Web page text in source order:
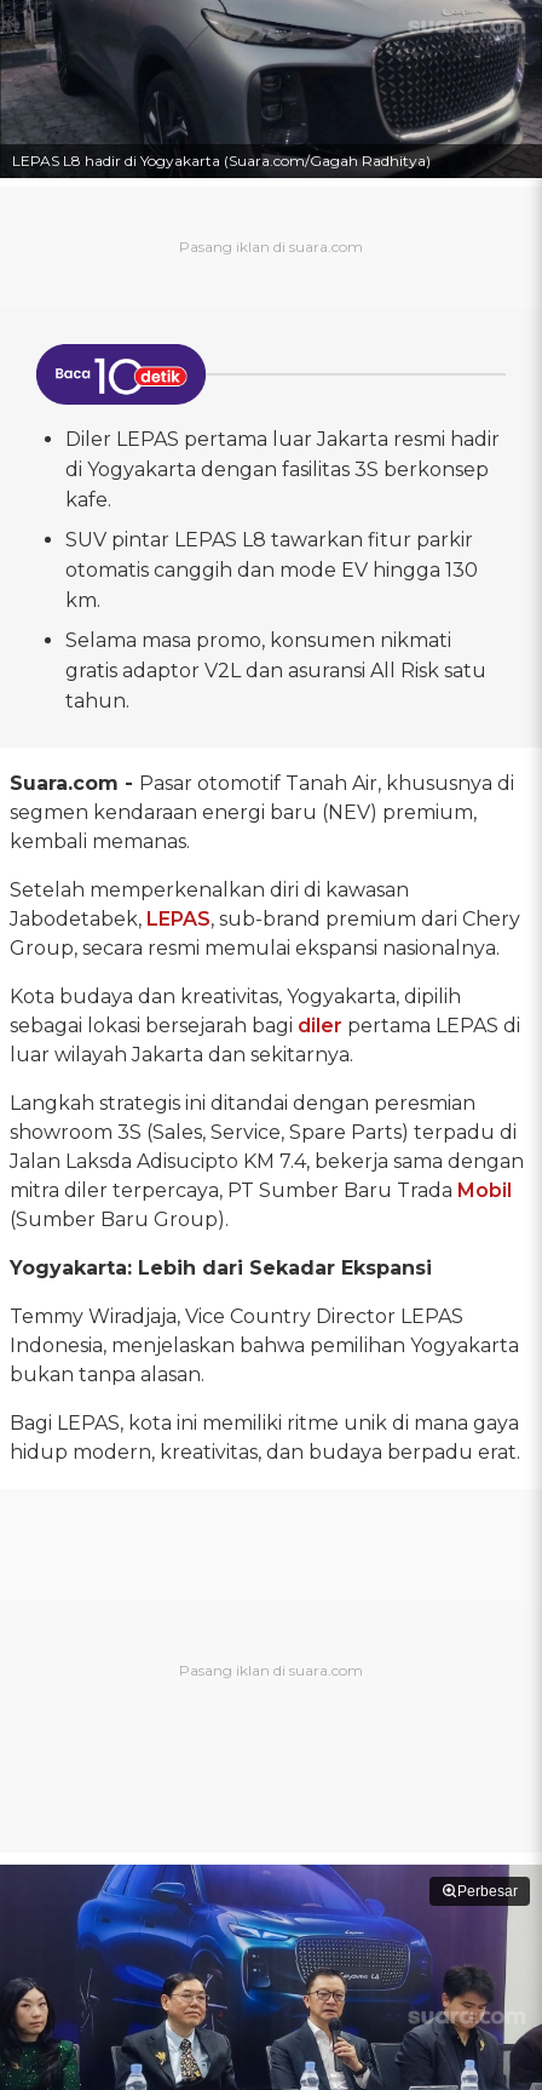
LEPAS L8 hadir di Yogyakarta (Suara.com/Gagah Radhitya)
Diler LEPAS pertama luar Jakarta resmi hadir
di Yogyakarta dengan fasilitas 3S berkonsep
kafe.
SUV pintar LEPAS L8 tawarkan fitur parkir
otomatis canggih dan mode EV hingga 130
km.
Selama masa promo, konsumen nikmati
gratis adaptor V2L dan asuransi All Risk satu
tahun.
Suara.com - Pasar otomotif Tanah Air, khususnya di
segmen kendaraan energi baru (NEV) premium,
kembali memanas.
Setelah memperkenalkan diri di kawasan
Jabodetabek, LEPAS, sub-brand premium dari Chery
Group, secara resmi memulai ekspansi nasionalnya.
Kota budaya dan kreativitas, Yogyakarta, dipilih
sebagai lokasi bersejarah bagi diler pertama LEPAS di
luar wilayah Jakarta dan sekitarnya.
Langkah strategis ini ditandai dengan peresmian
showroom 3S (Sales, Service, Spare Parts) terpadu di
Jalan Laksda Adisucipto KM 7.4, bekerja sama dengan
mitra diler terpercaya, PT Sumber Baru Trada Mobil
(Sumber Baru Group).
Yogyakarta: Lebih dari Sekadar Ekspansi
Temmy Wiradjaja, Vice Country Director LEPAS
Indonesia, menjelaskan bahwa pemilihan Yogyakarta
bukan tanpa alasan.
Bagi LEPAS, kota ini memiliki ritme unik di mana gaya
hidup modern, kreativitas, dan budaya berpadu erat.
Perbesar